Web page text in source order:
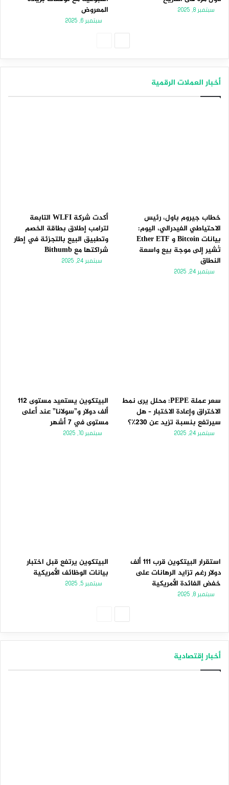
سبتمبر 8, 2025
المعروض
سبتمبر 6, 2025
أخبار العملات الرقمية
خطاب جيروم باول، رئيس
الاحتياطي الفيدرالي، اليوم:
بيانات Bitcoin و Ether ETF
تُشير إلى موجة بيع واسعة
النطاق
سبتمبر 24, 2025
أكدت شركة WLFI التابعة
لترامب إطلاق بطاقة الخصم
وتطبيق البيع بالتجزئة في إطار
شراكتها مع Bithumb
سبتمبر 24, 2025
سعر عملة PEPE: محلل يرى نمط
الاختراق وإعادة الاختبار – هل
سيرتفع بنسبة تزيد عن 230٪؟
سبتمبر 24, 2025
البيتكوين يستعيد مستوى 112
ألف دولار و”سولانا” عند أعلى
مستوى في 7 أشهر
سبتمبر 10, 2025
استقرار البيتكوين قرب 111 ألف
دولار رغم تزايد الرهانات على
خفض الفائدة الأمريكية
سبتمبر 8, 2025
البيتكوين يرتفع قبل اختبار
بيانات الوظائف الأمريكية
سبتمبر 5, 2025
أخبار إقتصادية